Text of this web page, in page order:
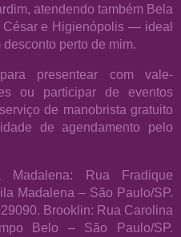
atendendo também Bela
César e Higienópolis — ideal
perto de mim.
presentear com vale-
ou participar de eventos
de manobrista gratuito
de agendamento pelo
Rua Fradique
Madalena – São Paulo/SP.
Brooklin: Rua Carolina
Belo – São Paulo/SP.